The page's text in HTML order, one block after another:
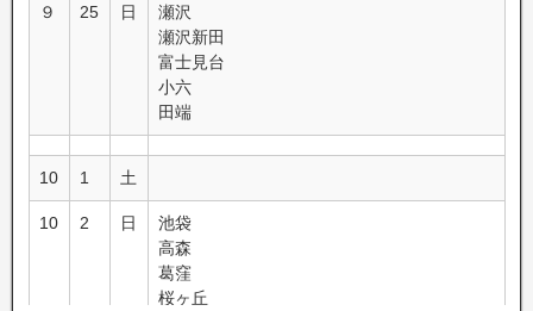
９ 25 日
瀬沢
瀬沢新田
富士見台
小六
田端
10 1 土
10 2 日
池袋
高森
葛窪
桜ヶ丘